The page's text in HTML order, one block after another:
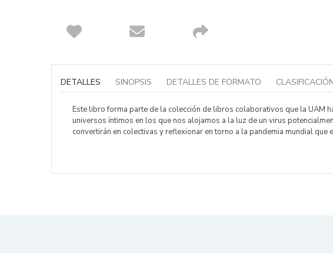
al
galería
imágenes
DETALLES
Este libro forma parte de la colección de libros colaborativos que la UAM
universos íntimos en los que nos alojamos a la luz de un virus
convertirán en colectivas y reflexionar en torno a la pandemia mundial que
SINOPSIS DETALLES DE FORMATO